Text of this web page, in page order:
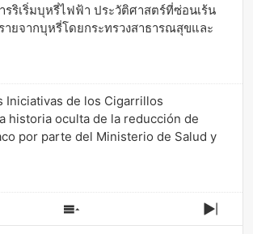
ริเริ่มบุหรี่ไฟฟ้า ประวัติศาสตร์ที่ซ่อนเร้น
ายจากบุหรี่โดยกระทรวงสาธารณสุขและ
Iniciativas de los Cigarrillos
historia oculta de la reducción de
por parte del Ministerio de Salud y
Show
Next